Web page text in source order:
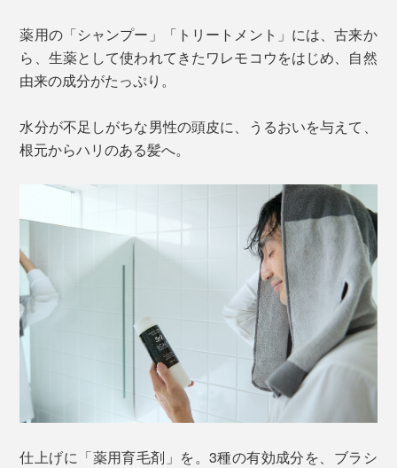
薬用の「シャンプー」「トリートメント」には、古来か
ら、生薬として使われてきたワレモコウをはじめ、自然
由来の成分がたっぷり。
水分が不足しがちな男性の頭皮に、うるおいを与えて、
根元からハリのある髪へ。
仕上げに「薬用育毛剤」を。3種の有効成分を、ブラシ